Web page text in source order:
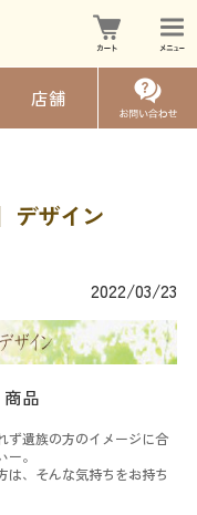
店舗
デザイン
2022/03/23
品
ず遺族の方のイメージに合
。
は、そんな気持ちをお持ち